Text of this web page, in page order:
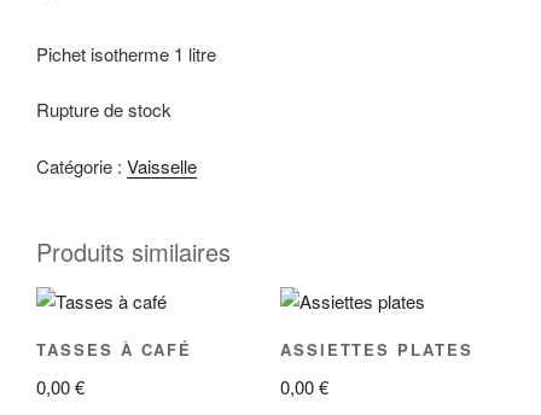
Pichet isotherme 1 litre
Rupture de stock
Catégorie : Vaisselle
Produits similaires
TASSES À CAFÉ
0,00€
ASSIETTES PLATES
0,00€